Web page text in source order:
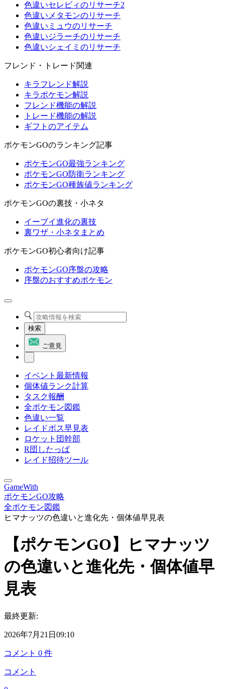
色違いセレビィのリサーチ2
色違いメタモンのリサーチ
色違いミュウのリサーチ
色違いジラーチのリサーチ
色違いシェイミのリサーチ
フレンド・トレード関連
キラフレンド解説
キラポケモン解説
フレンド機能の解説
トレード機能の解説
ギフトのアイテム
ポケモンGOのランキング記事
ポケモンGO最強ランキング
ポケモンGO防衛ランキング
ポケモンGO種族値ランキング
ポケモンGOの裏技・小ネタ
イーブイ進化の裏技
裏ワザ・小ネタまとめ
ポケモンGO初心者向け記事
ポケモンGO序盤の攻略
序盤のおすすめポケモン
検索
ご意見
イベント最新情報
個体値ランク計算
タスク報酬
全ポケモン図鑑
色違い一覧
レイドボス早見表
ロケット団幹部
R団したっぱ
レイド招待ツール
GameWith
ポケモンGO攻略
全ポケモン図鑑
ヒマナッツの色違いと進化先・個体値早見表
【ポケモンGO】ヒマナッツ
の色違いと進化先・個体値早
見表
最終更新:
2026年7月21日09:10
コメント 0 件
コメント